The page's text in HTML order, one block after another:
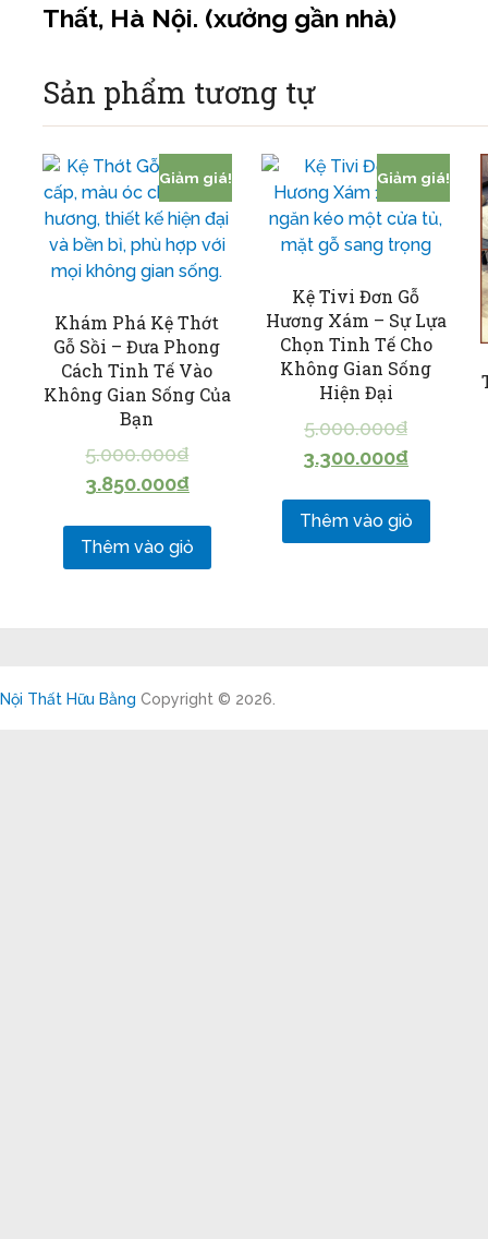
Thất, Hà Nội. (xưởng gần nhà)
Sản phẩm tương tự
Giảm giá!
Khám Phá Kệ Thớt
Gỗ Sồi – Đưa Phong
Cách Tinh Tế Vào
Không Gian Sống Của
Bạn
5.000.000₫
3.850.000₫
Thêm vào giỏ
Giảm giá!
Kệ Tivi Đơn Gỗ
Hương Xám – Sự Lựa
Chọn Tinh Tế Cho
Không Gian Sống
Hiện Đại
5.000.000₫
3.300.000₫
Thêm vào giỏ
Nội Thất Hữu Bằng Copyright © 2026.